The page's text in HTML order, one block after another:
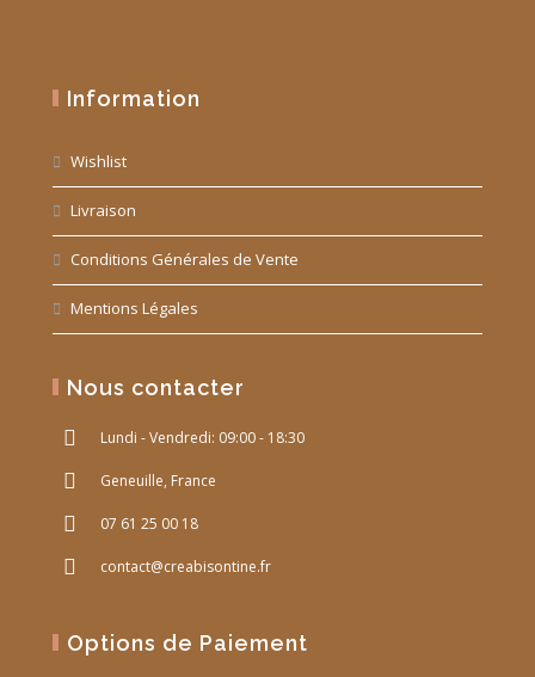
Information
Wishlist
Livraison
Conditions Générales de Vente
Mentions Légales
Nous contacter
Lundi - Vendredi: 09:00 - 18:30
Geneuille, France
07 61 25 00 18
contact@creabisontine.fr
Options de Paiement